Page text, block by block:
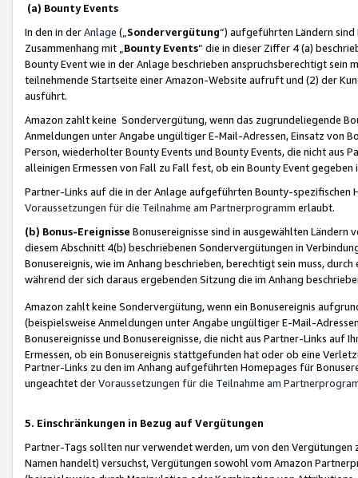
(a) Bounty Events
In den in derAnlage („ Sondervergütung“) aufgeführten Ländern
Zusammenhang mit „ Bounty Events“ die in dieser Ziffer 4 (a)
Bounty Event wie in der Anlage beschrieben anspruchsberechtigt sein
teilnehmende Startseite einer Amazon-Website aufruft und (2) der
ausführt.
Amazon zahlt keine Sondervergütung, wenn das zugrundeliegende
Anmeldungen unter Angabe ungültiger E-Mail-Adressen, Einsatz von
Person, wiederholter Bounty Events und Bounty Events, die nicht
alleinigen Ermessen von Fall zu Fall fest, ob ein Bounty Event
Partner-Links auf die in der Anlage aufgeführten Bounty-spezifischen
Voraussetzungen für die Teilnahme am Partnerprogramm erlaubt.
(b) Bonus-Ereignisse Bonusereignisse sind in ausgewählten Ländern
diesem Abschnitt 4(b) beschriebenen Sondervergütungen in
Bonusereignis, wie im Anhang beschrieben, berechtigt sein muss,
während der sich daraus ergebenden Sitzung die im Anhang
Amazon zahlt keine Sondervergütung, wenn ein Bonusereignis
(beispielsweise Anmeldungen unter Angabe ungültiger E-Mail-
Bonusereignisse und Bonusereignisse, die nicht aus Partner-Links auf
Ermessen, ob ein Bonusereignis stattgefunden hat oder ob eine
Partner-Links zu den im Anhang aufgeführten Homepages für
ungeachtet derVoraussetzungen für die Teilnahme am
5. Einschränkungen in Bezug auf Vergütungen
Partner-Tags sollten nur verwendet werden, um von den
Namen handelt) versuchst, Vergütungen sowohl vom Amazon